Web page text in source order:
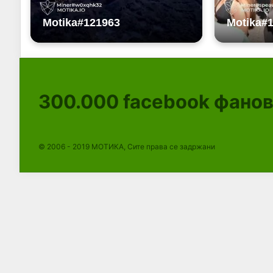
300.000 facebook
© 2006 - 2019 МОТИКА, Сите права се задржани